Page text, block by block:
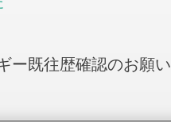
ー既往歴確認のお願い